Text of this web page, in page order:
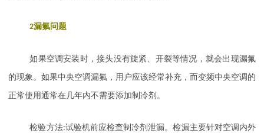
2漏氟问题
如果空调安装时，接头没有旋紧、开裂等情况，就会出现漏氟
的现象。如果中央空调漏氟，用户应该经常补充，而变频中央空调的
正常使用通常在几年内不需要添加制冷剂。
检验方法:试验机前应检查制冷剂泄漏。检漏主要针对空调内外